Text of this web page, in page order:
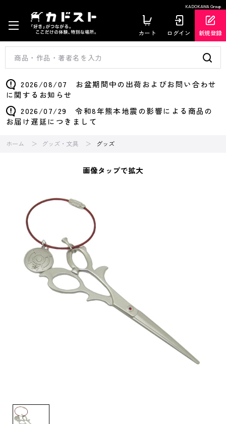
KADOKAWA Group
カート ログイン 新規登録
2026/08/07 お盆期間中の出荷およびお問い合わせ
に関するお知らせ
2026/07/29 令和8年熊本地震の影響による商品の
お届け遅延につきまして
ホーム グッズ・文具 グッズ
画像タップで拡大